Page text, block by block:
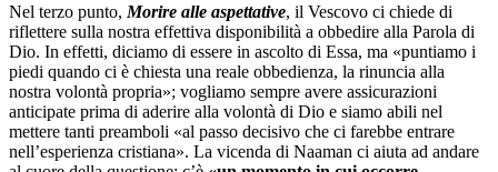
Nel terzo punto, Morire alle aspettative, il Vescovo ci chiede di
riflettere sulla nostra effettiva disponibilità a obbedire alla Parola di
Dio. In effetti, diciamo di essere in ascolto di Essa, ma «puntiamo i
piedi quando ci è chiesta una reale obbedienza, la rinuncia alla
nostra volontà propria»; vogliamo sempre avere assicurazioni
anticipate prima di aderire alla volontà di Dio e siamo abili nel
mettere tanti preamboli «al passo decisivo che ci farebbe entrare
nell’esperienza cristiana». La vicenda di Naaman ci aiuta ad andare